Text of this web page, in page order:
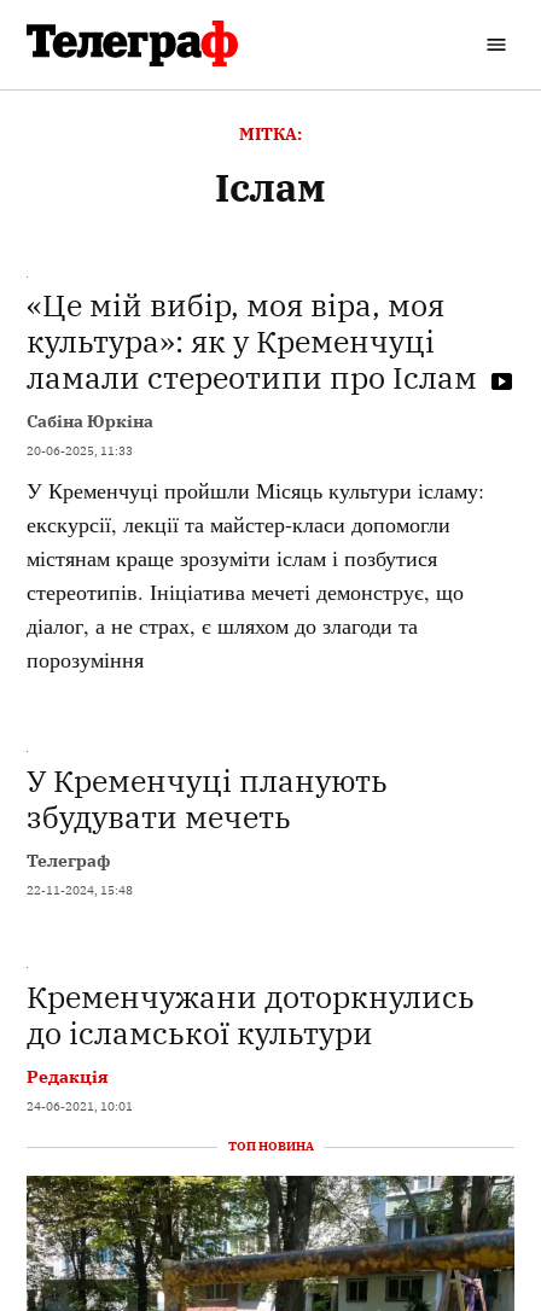
вмісту
Телеграф
МІТКА:
іслам
«Це мій вибір, моя віра, моя
культура»: як у Кременчуці
ламали стереотипи про Іслам
Сабіна Юркіна
20-06-2025, 11:33
У Кременчуці пройшли Місяць культури ісламу:
екскурсії, лекції та майстер-класи допомогли
містянам краще зрозуміти іслам і позбутися
стереотипів. Ініціатива мечеті демонструє, що
діалог, а не страх, є шляхом до злагоди та
порозуміння
У Кременчуці планують
збудувати мечеть
Телеграф
22-11-2024, 15:48
Кременчужани доторкнулись
до ісламської культури
Редакція
24-06-2021, 10:01
ТОП НОВИНА